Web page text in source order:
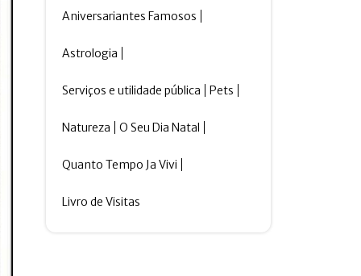
Aniversariantes Famosos
Astrologia
Serviços e utilidade pública Pets
Natureza O Seu Dia Natal
Quanto Tempo Ja Vivi
Livro de Visitas